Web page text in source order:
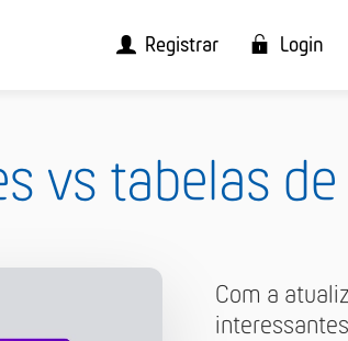
Registrar Login
vs tabelas
Com a